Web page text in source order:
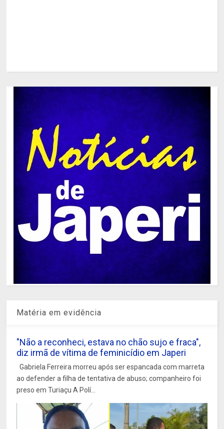
Matéria em evidência
"Não a reconheci, estava no chão sujo e fraca",
diz irmã de vítima de feminicídio em Japeri
Gabriela Ferreira morreu após ser espancada com marreta
ao defender a filha de tentativa de abuso; companheiro foi
preso em Turiaçu A Polí...